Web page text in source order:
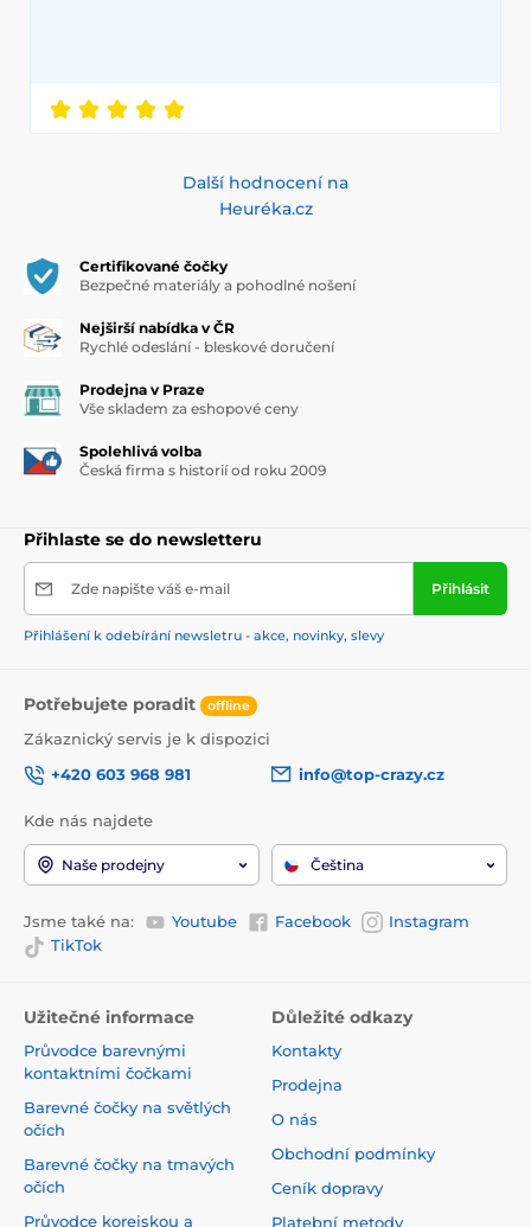
Další hodnocení na
Heuréka.cz
Certifikované čočky
Bezpečné materiály a pohodlné nošení
Nejširší nabídka v ČR
Rychlé odeslání - bleskové doručení
Prodejna v Praze
Vše skladem za eshopové ceny
Spolehlivá volba
Česká firma s historií od roku 2009
Přihlaste se do newsletteru
Zde napište váš e-mail Přihlásit
Přihlášení k odebírání newsletru - akce, novinky, slevy
Potřebujete poradit offline
Zákaznický servis je k dispozici
+420 603 968 981
info@top-crazy.cz
Kde nás najdete
Naše prodejny Čeština
Jsme také na: Youtube Facebook
Instagram
TikTok
Užitečné informace
Průvodce barevnými
kontaktními čočkami
Barevné čočky na světlých
očích
Barevné čočky na tmavých
očích
Průvodce korejskou a
Důležité odkazy
Kontakty
Prodejna
O nás
Obchodní podmínky
Ceník dopravy
Platební metody